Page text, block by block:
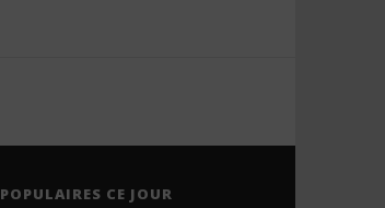
POPULAIRES CE JOUR